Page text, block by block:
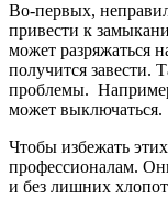
Во-первых,
привести к
может разряжаться
получится завести.
проблемы.
может выключаться.
Чтобы избежать
профессионалам.
и без лишних